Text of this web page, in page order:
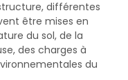
différentes
être mises en
du sol, de la
des charges à
du